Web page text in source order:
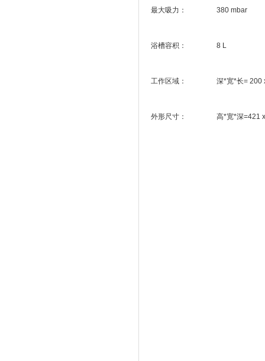
最大吸力： 380 mbar
浴槽容积： 8 L
工作区域： 深*宽*长= 200 x
外形尺寸： 高*宽*深=421 x